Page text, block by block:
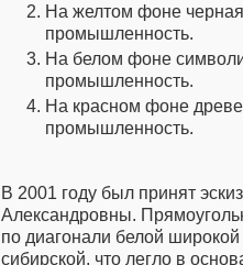
На желтом фоне
промышленность.
На белом фоне
промышленность.
На красном фоне
промышленность.
В 2001 году был принят
Александровны.
по диагонали белой
сибирской, что легло в